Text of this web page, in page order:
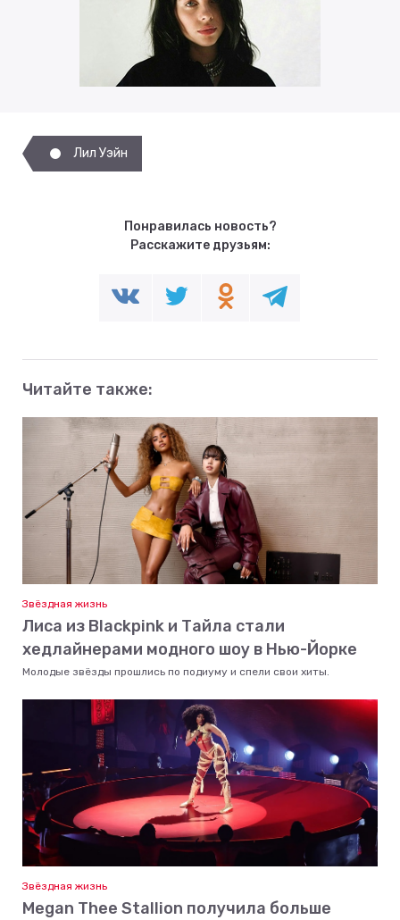
Лил Уэйн
Понравилась новость?
Расскажите друзьям:
Читайте также:
Звёздная жизнь
Лиса из Blackpink и Тайла стали
хедлайнерами модного шоу в Нью-Йорке
Молодые звёзды прошлись по подиуму и спели свои хиты.
Звёздная жизнь
Megan Thee Stallion получила больше